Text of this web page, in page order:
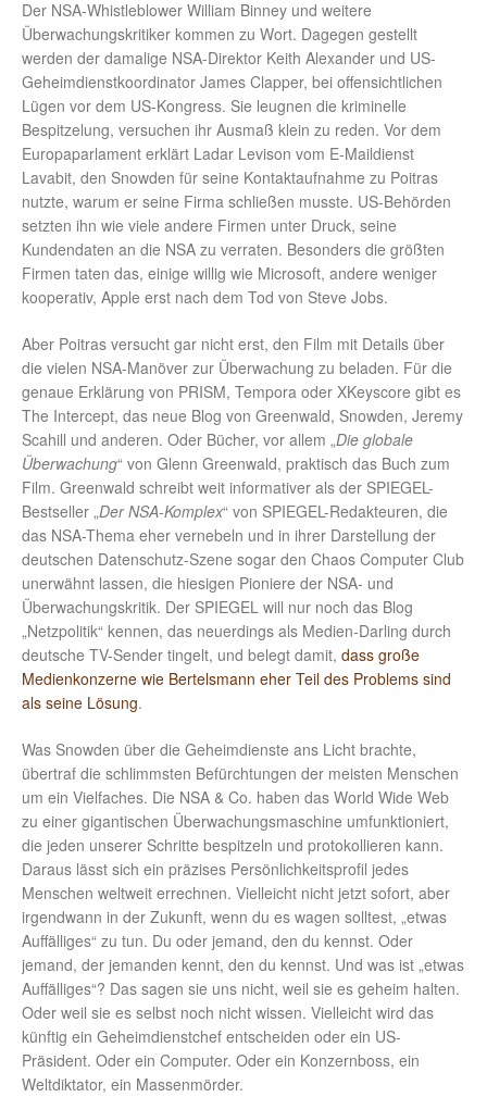
Der NSA-Whistleblower William Binney und weitere
Überwachungskritiker kommen zu Wort. Dagegen gestellt
werden der damalige NSA-Direktor Keith Alexander und US-
Geheimdienstkoordinator James Clapper, bei offensichtlichen
Lügen vor dem US-Kongress. Sie leugnen die kriminelle
Bespitzelung, versuchen ihr Ausmaß klein zu reden. Vor dem
Europaparlament erklärt Ladar Levison vom E-Maildienst
Lavabit, den Snowden für seine Kontaktaufnahme zu Poitras
nutzte, warum er seine Firma schließen musste. US-Behörden
setzten ihn wie viele andere Firmen unter Druck, seine
Kundendaten an die NSA zu verraten. Besonders die größten
Firmen taten das, einige willig wie Microsoft, andere weniger
kooperativ, Apple erst nach dem Tod von Steve Jobs.
Aber Poitras versucht gar nicht erst, den Film mit Details über
die vielen NSA-Manöver zur Überwachung zu beladen. Für die
genaue Erklärung von PRISM, Tempora oder XKeyscore gibt es
The Intercept, das neue Blog von Greenwald, Snowden, Jeremy
Scahill und anderen. Oder Bücher, vor allem „Die globale
Überwachung“ von Glenn Greenwald, praktisch das Buch zum
Film. Greenwald schreibt weit informativer als der SPIEGEL-
Bestseller „Der NSA-Komplex“ von SPIEGEL-Redakteuren, die
das NSA-Thema eher vernebeln und in ihrer Darstellung der
deutschen Datenschutz-Szene sogar den Chaos Computer Club
unerwähnt lassen, die hiesigen Pioniere der NSA- und
Überwachungskritik. Der SPIEGEL will nur noch das Blog
„Netzpolitik“ kennen, das neuerdings als Medien-Darling durch
deutsche TV-Sender tingelt, und belegt damit, dass große
Medienkonzerne wie Bertelsmann eher Teil des Problems sind
als seine Lösung.
Was Snowden über die Geheimdienste ans Licht brachte,
übertraf die schlimmsten Befürchtungen der meisten Menschen
um ein Vielfaches. Die NSA & Co. haben das World Wide Web
zu einer gigantischen Überwachungsmaschine umfunktioniert,
die jeden unserer Schritte bespitzeln und protokollieren kann.
Daraus lässt sich ein präzises Persönlichkeitsprofil jedes
Menschen weltweit errechnen. Vielleicht nicht jetzt sofort, aber
irgendwann in der Zukunft, wenn du es wagen solltest, „etwas
Auffälliges“ zu tun. Du oder jemand, den du kennst. Oder
jemand, der jemanden kennt, den du kennst. Und was ist „etwas
Auffälliges“? Das sagen sie uns nicht, weil sie es geheim halten.
Oder weil sie es selbst noch nicht wissen. Vielleicht wird das
künftig ein Geheimdienstchef entscheiden oder ein US-
Präsident. Oder ein Computer. Oder ein Konzernboss, ein
Weltdiktator, ein Massenmörder.